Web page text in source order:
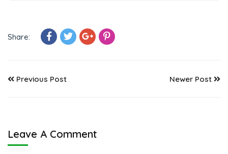
Share:
Previous Post Newer Post
Leave A Comment